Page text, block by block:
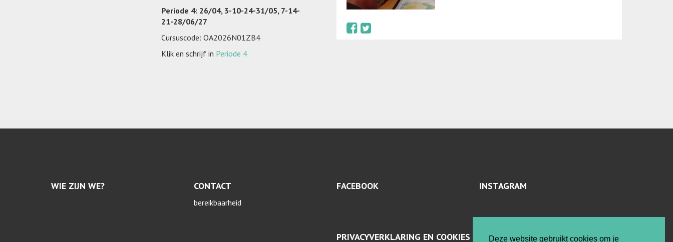
Deze website gebruikt cookies om je
Periode 4: 26/04, 3-10-24-31/05, 7-14-
21-28/06/27
Cursuscode: OA2026N01ZB4
Klik en schrijf in Periode 4
WIE ZIJN WE? CONTACT
bereikbaarheid
FACEBOOK INSTAGRAM
PRIVACYVERKLARING EN COOKIES